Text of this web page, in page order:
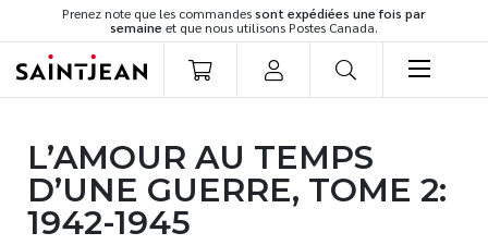
Prenez note que les commandessont expédiées une fois par
semaine et que nous utilisons Postes Canada.
Romans
Cuisine
Développement personnel
L’AMOUR AU TEMPS
D’UNE GUERRE, TOME 2:
1942-1945